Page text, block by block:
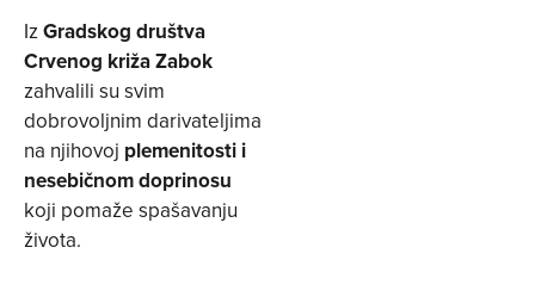
IzGradskog društva
Crvenog križa Zabok
zahvalili su svim
dobrovoljnim darivateljima
na njihovoj plemenitosti i
nesebičnom doprinosu
koji pomaže spašavanju
života.